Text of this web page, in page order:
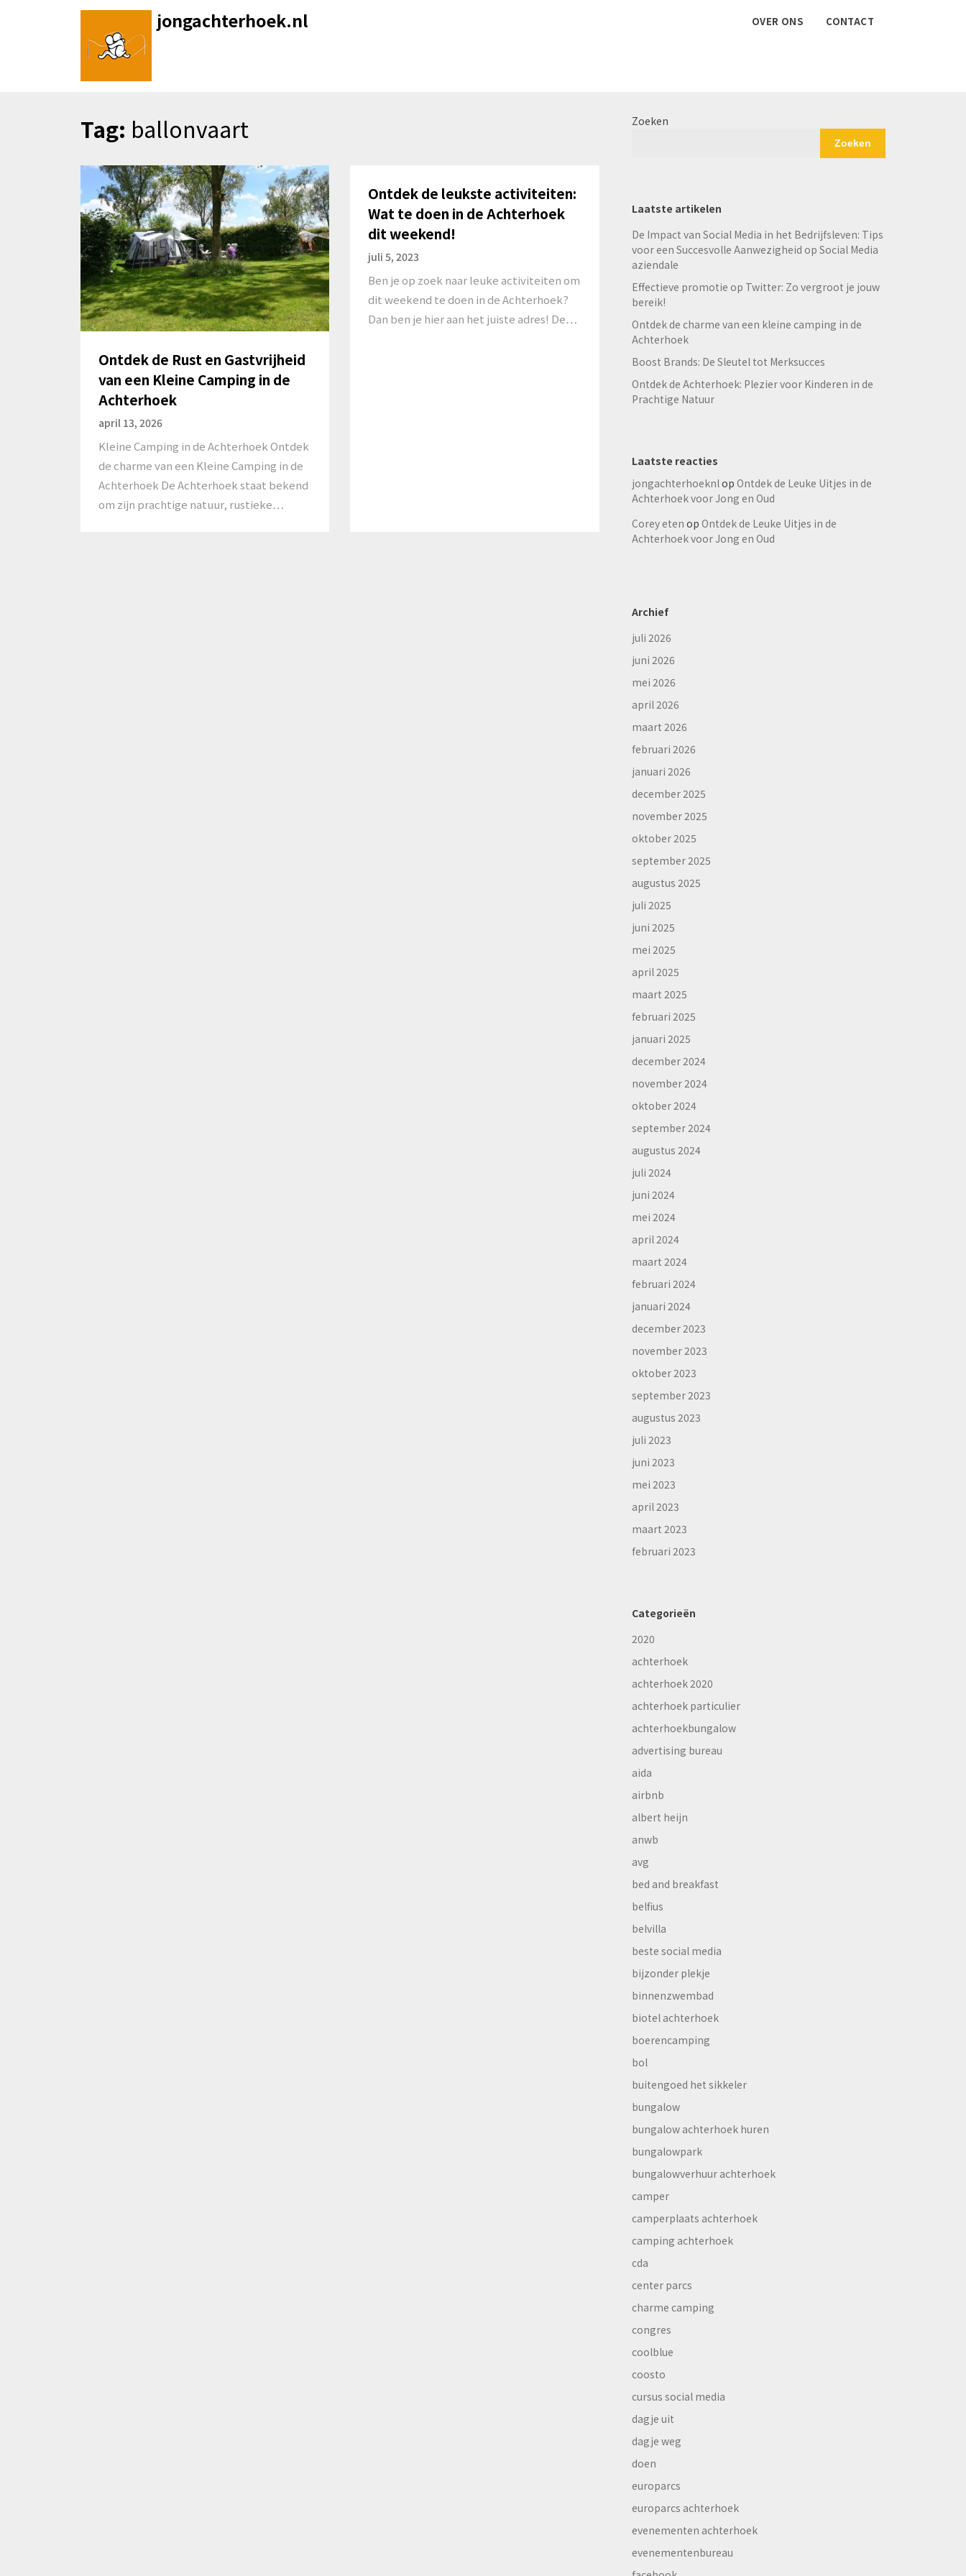
jongachterhoek.nl OVER ONS CONTACT
Tag: ballonvaart
Ontdek de Rust en Gastvrijheid
van een Kleine Camping in de
Achterhoek
april 13, 2026
Kleine Camping in de Achterhoek Ontdek
de charme van een Kleine Camping in de
Achterhoek De Achterhoek staat bekend
om zijn prachtige natuur, rustieke…
Ontdek de leukste activiteiten:
Wat te doen in de Achterhoek
dit weekend!
juli 5, 2023
Ben je op zoek naar leuke activiteiten om
dit weekend te doen in de Achterhoek?
Dan ben je hier aan het juiste adres! De…
Zoeken
Zoeken
Laatste artikelen
De Impact van Social Media in het Bedrijfsleven: Tips
voor een Succesvolle Aanwezigheid op Social Media
aziendale
Effectieve promotie op Twitter: Zo vergroot je jouw
bereik!
Ontdek de charme van een kleine camping in de
Achterhoek
Boost Brands: De Sleutel tot Merksucces
Ontdek de Achterhoek: Plezier voor Kinderen in de
Prachtige Natuur
Laatste reacties
jongachterhoeknlop Ontdek de Leuke Uitjes in de
Achterhoek voor Jong en Oud
Corey eten op Ontdek de Leuke Uitjes in de
Achterhoek voor Jong en Oud
Archief
juli 2026
juni 2026
mei 2026
april 2026
maart 2026
februari 2026
januari 2026
december 2025
november 2025
oktober 2025
september 2025
augustus 2025
juli 2025
juni 2025
mei 2025
april 2025
maart 2025
februari 2025
januari 2025
december 2024
november 2024
oktober 2024
september 2024
augustus 2024
juli 2024
juni 2024
mei 2024
april 2024
maart 2024
februari 2024
januari 2024
december 2023
november 2023
oktober 2023
september 2023
augustus 2023
juli 2023
juni 2023
mei 2023
april 2023
maart 2023
februari 2023
Categorieën
2020
achterhoek
achterhoek 2020
achterhoek particulier
achterhoekbungalow
advertising bureau
aida
airbnb
albert heijn
anwb
avg
bed and breakfast
belfius
belvilla
beste social media
bijzonder plekje
binnenzwembad
biotel achterhoek
boerencamping
bol
buitengoed het sikkeler
bungalow
bungalow achterhoek huren
bungalowpark
bungalowverhuur achterhoek
camper
camperplaats achterhoek
camping achterhoek
cda
center parcs
charme camping
congres
coolblue
coosto
cursus social media
dagje uit
dagje weg
doen
europarcs
europarcs achterhoek
evenementen achterhoek
evenementenbureau